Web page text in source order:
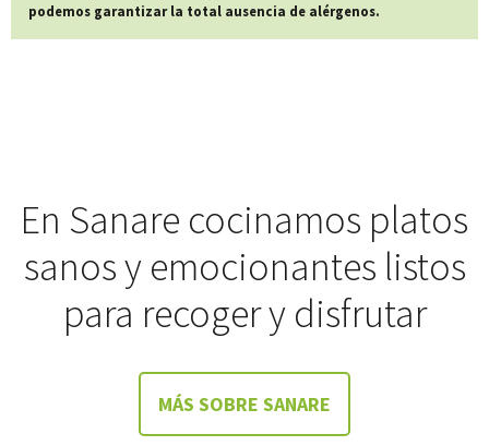
podemos garantizar la total ausencia de alérgenos.
En Sanare cocinamos platos
sanos y emocionantes listos
para recoger y disfrutar
MÁS SOBRE SANARE